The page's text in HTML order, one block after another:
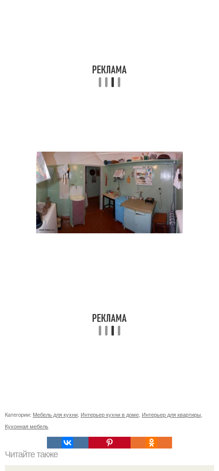
Категории: Мебель для кухни Интерьер кухни в доме Интерьер для квартиры
Кухонная мебель
Читайте также